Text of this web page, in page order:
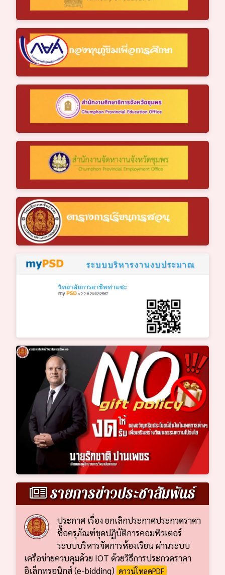
รายการข่าวประชาสัมพันธ์
ประกาศ เรื่อง ยกเลิกประกาศประกวดราคา
ซื้อครุภัณฑ์ชุดปฏิบัติการคอมพิวเตอร์
ระบบบริหารจัดการห้องเรียน ผ่านระบบ
เครือข่ายควบคุมด้วย IOT ด้วยวิธีการประกวดราคา
อิเล็กทรอนิกส์ (e-bidding) ดาวน์โหลดPDF